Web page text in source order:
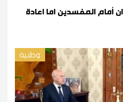
أمام المفسدين اما اعادة
وطنية